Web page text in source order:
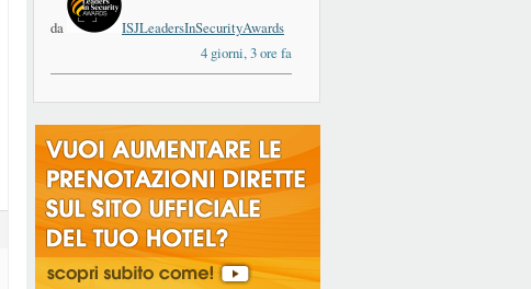
da
ISJLeadersInSecurityAwards
4 giorni, 3 ore fa